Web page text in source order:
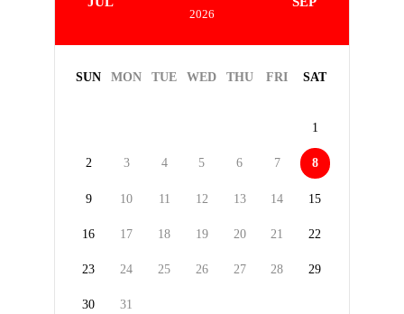
2026
SUN MON TUE WED THU FRI SAT
1
2 3 4 5 6 7 8
9 10 11 12 13 14 15
16 17 18 19 20 21 22
23 24 25 26 27 28 29
30 31